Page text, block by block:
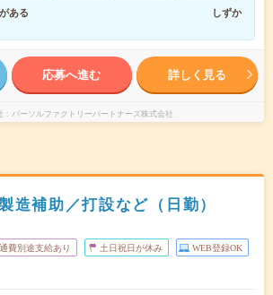
ある
しずか
応募へ進む 詳しく見る
パーソルファクトリーパートナーズ株式会社
造補助／打設など（日勤）
費別途支給あり 土日祝日が休み WEB登録OK